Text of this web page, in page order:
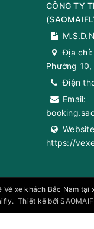
07:40
07:30
07:35
Văn
Còn trống: 11
09/08 14:21
CÔNG TY
(
Địa chỉ:
Phường 10,
Điện
Email:
https://
Vé xe khách Bắc Nam tại
. Thiết kế bởi